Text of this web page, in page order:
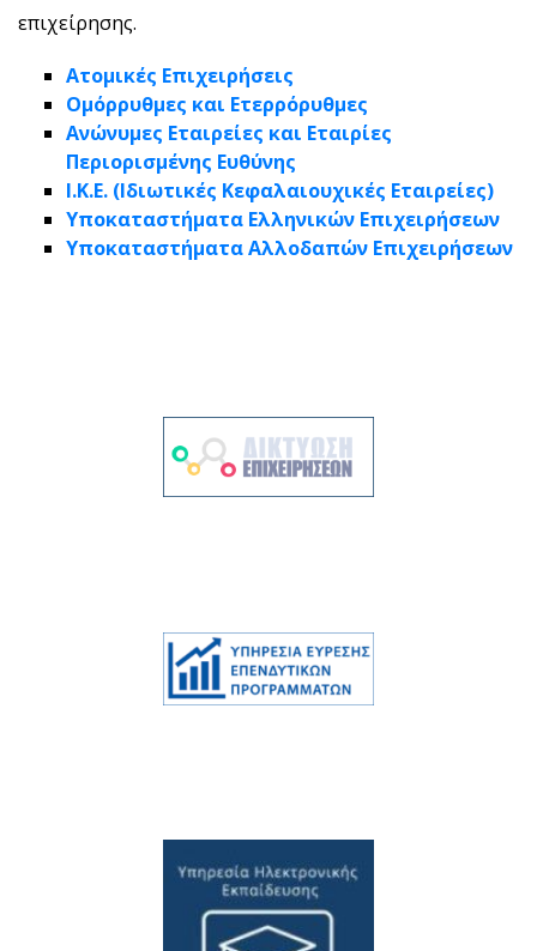
επιχείρησης.
Ατομικές Επιχειρήσεις
Ομόρρυθμες και Ετερρόρυθμες
Ανώνυμες Εταιρείες και Εταιρίες
Περιορισμένης Ευθύνης
Ι.Κ.Ε. (Ιδιωτικές Κεφαλαιουχικές Εταιρείες)
Υποκαταστήματα Ελληνικών Επιχειρήσεων
Υποκαταστήματα Αλλοδαπών Επιχειρήσεων